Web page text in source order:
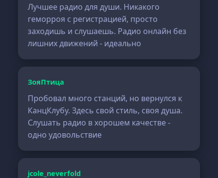
Лучшее радио для души. Никакого
геморроя с регистрацией, просто
заходишь и слушаешь. Радио онлайн без
лишних движений - идеально
ЗояПтица
Пробовал много станций, но вернулся к
КанцКлубу. Здесь свой стиль, своя душа.
Слушать радио в хорошем качестве -
одно удовольствие
jcole_neverfold